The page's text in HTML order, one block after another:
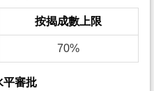
按揭成數上限
70%
平審批